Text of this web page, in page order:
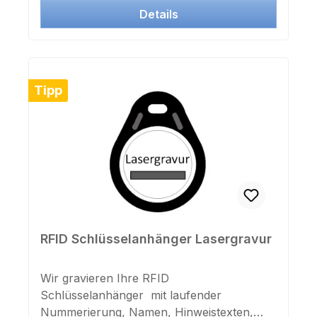
kompatible! LIEST KEINE HITAG
TRANSPONDER ! ! Keine Schreibfunktion,
Transponder, Anfertigen von
Mitarbeiterlisten, Passworteingabe, etc.
Farbe: SchwarzBetrieb: Rote
LEDTransponder wird erkannt: Grüne LED
+ BeeperLeseabstand: max. 3 cmMaße:
105x70x11mminkl. USB Anschlußkabel
Details
Tipp
RFID Schlüsselanhänger Lasergravur
Wir gravieren Ihre RFID
Schlüsselanhänger mit laufender
Nummerierung, Namen, Hinweistexten,